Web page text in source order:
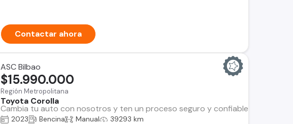
Contactar ahora
ASC Bilbao
Región Metropolitana
Toyota Corolla
Cambia tu auto con nosotros y ten un proceso seguro y confiable. Encuentra
$15.990.000
2023 Bencina Manual 39293 km